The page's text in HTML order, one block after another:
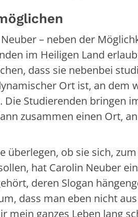
– neben der
im Heiligen Land
dass sie nebenbei
Ort ist, an dem
Die Studierenden bringen
zusammen einen Ort,
überlegen, ob sie sich,
hat Carolin Neuber
deren Slogan
dass man eben nicht
mein ganzes Leben lang